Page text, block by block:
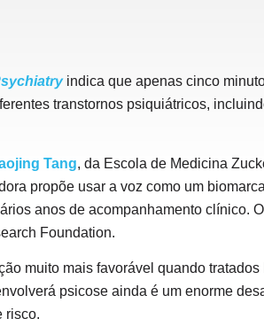
indica que apenas cinco
transtornos psiquiátricos,
Tang, da Escola de Medicina
propõe usar a voz como um
anos de acompanhamento clínico.
Foundation.
muito mais favorável quando
psicose ainda é um enorme
risco.